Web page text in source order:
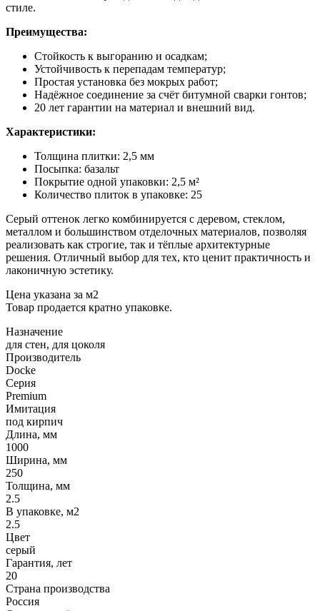
стиле.
Преимущества:
Стойкость к выгоранию и осадкам;
Устойчивость к перепадам температур;
Простая установка без мокрых работ;
Надёжное соединение за счёт битумной сварки гонтов;
20 лет гарантии на материал и внешний вид.
Характеристики:
Толщина плитки: 2,5 мм
Посыпка: базальт
Покрытие одной упаковки: 2,5 м²
Количество плиток в упаковке: 25
Серый оттенок легко комбинируется с деревом, стеклом,
металлом и большинством отделочных материалов, позволяя
реализовать как строгие, так и тёплые архитектурные
решения. Отличный выбор для тех, кто ценит практичность и
лаконичную эстетику.
Цена указана за м2
Товар продается кратно упаковке.
Назначение
для стен, для цоколя
Производитель
Docke
Серия
Premium
Имитация
под кирпич
Длина, мм
1000
Ширина, мм
250
Толщина, мм
2.5
В упаковке, м2
2.5
Цвет
серый
Гарантия, лет
20
Страна производства
Россия